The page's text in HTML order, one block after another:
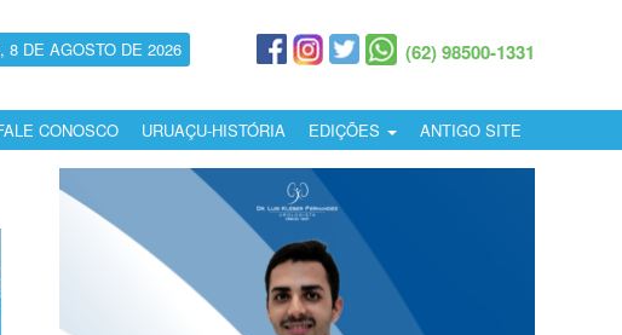
8 DE AGOSTO DE 2026 (62) 98500-1331
CONOSCO URUAÇU-HISTÓRIA EDIÇÕES ANTIGO SITE